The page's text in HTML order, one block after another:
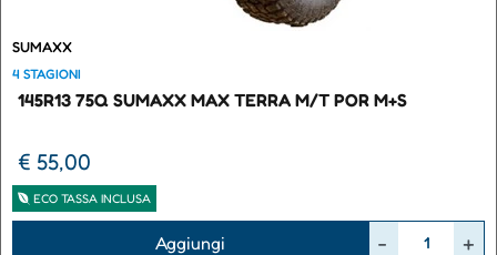
SUMAXX
4 STAGIONI
145R13 75Q SUMAXX MAX TERRA M/T POR M+S
€ 55,00
ECO TASSA INCLUSA
Aggiungi